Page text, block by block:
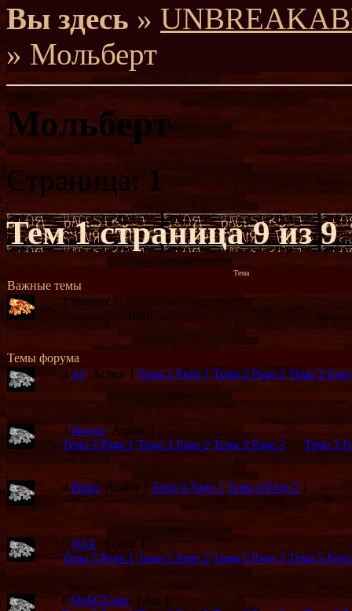
Вы здесь »
» Мольберт
Мольберт
Страница: 1
Тем 1 страница 9 из 9
Тема
Важные темы
1 Важно:
Энни
Темы форума
2 AJ Асяня [ Тема 2 Page 1 Тема 2 Page 2 Тема 2
3 Howie Асяня [
Тема 3 Page 1 Тема 3 Page 2 Тема 3 Page 3 … Тема 3
4 Brian Асяня [ Тема 4 Page 1 Тема 4 Page 2 ]
5 Nick Асяня [
Тема 5 Page 1 Тема 5 Page 2 Тема 5 Page3 Тема 5
6 НеБСБ-арт Lika [